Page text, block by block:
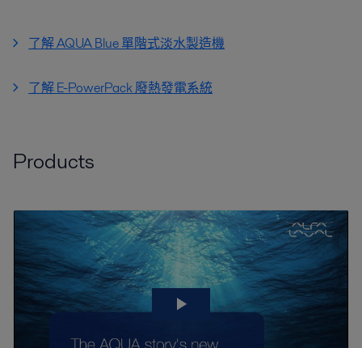
了解 AQUA Blue 單階式淡水製造機
了解 E-PowerPack 廢熱發電系統
Products